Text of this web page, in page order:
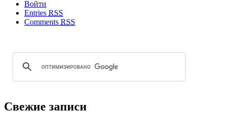
Войти
Entries RSS
Comments RSS
Свежие записи